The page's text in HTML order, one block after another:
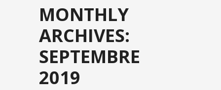
MONTHLY
ARCHIVES:
SEPTEMBRE
2019